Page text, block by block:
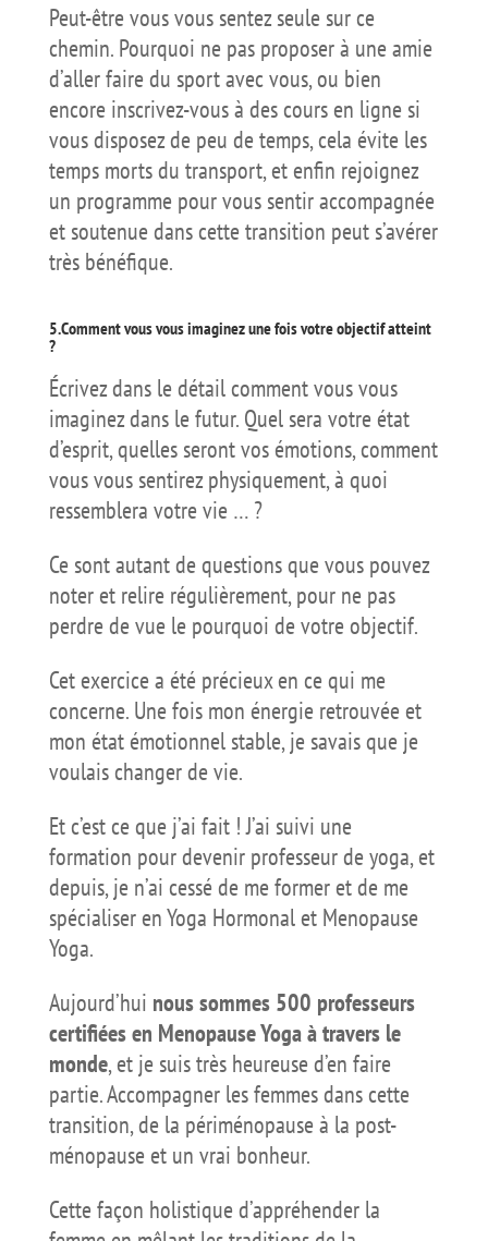
Peut-être vous vous sentez seule sur ce
chemin. Pourquoi ne pas proposer à une amie
d’aller faire du sport avec vous, ou bien
encore inscrivez-vous à des cours en ligne si
vous disposez de peu de temps, cela évite les
temps morts du transport, et enfin rejoignez
un programme pour vous sentir accompagnée
et soutenue dans cette transition peut s’avérer
très bénéfique.
5.Comment vous vous imaginez une fois votre objectif atteint
?
Écrivez dans le détail comment vous vous
imaginez dans le futur. Quel sera votre état
d’esprit, quelles seront vos émotions, comment
vous vous sentirez physiquement, à quoi
ressemblera votre vie … ?
Ce sont autant de questions que vous pouvez
noter et relire régulièrement, pour ne pas
perdre de vue le pourquoi de votre objectif.
Cet exercice a été précieux en ce qui me
concerne. Une fois mon énergie retrouvée et
mon état émotionnel stable, je savais que je
voulais changer de vie.
Et c’est ce que j’ai fait ! J’ai suivi une
formation pour devenir professeur de yoga, et
depuis, je n’ai cessé de me former et de me
spécialiser en Yoga Hormonal et Menopause
Yoga.
Aujourd’hui nous sommes 500 professeurs
certifiées en Menopause Yoga à travers le
monde, et je suis très heureuse d’en faire
partie. Accompagner les femmes dans cette
transition, de la périménopause à la post-
ménopause et un vrai bonheur.
Cette façon holistique d’appréhender la